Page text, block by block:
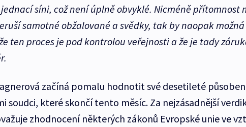
síni, což není úplně obvyklé. Nicméně přítomnost
samotné obžalované a svědky, tak by naopak
ten proces je pod kontrolou veřejnosti a že je tady
začíná pomalu hodnotit své desetileté
soudci, které skončí tento měsíc. Za nejzásadnější
zhodnocení některých zákonů Evropské unie ve